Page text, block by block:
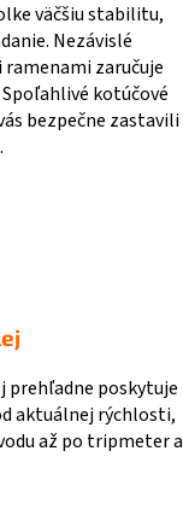
väčšiu stabilitu,
Nezávislé
zaručuje
kotúčové
bezpečne zastavili
prehľadne poskytuje
aktuálnej rýchlosti,
až po tripmeter a